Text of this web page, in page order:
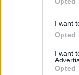
I want
Opted
I want
Opted
több
arra,
fel.